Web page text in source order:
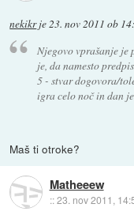
nekikrje23. nov 2011 ob
Njegovo vprašanje je
je, da namesto
5 - stvar dogovora/
igra celo noč in dan
Maš ti otroke?
Matheeew
::23. nov 2011,